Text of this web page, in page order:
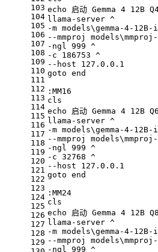
103
104
105
106
107
108
109
110
111
112
113
114
115
116
117
118
119
120
121
122
123
124
125
126
127
128
129
echo 启动 Gemma 4 12B
llama-server ^
-m models\gemma-4-
--mmproj
-ngl 999 ^
-c 186753 ^
--host 127.0.0.1
goto end
:MM16
cls
echo 启动 Gemma 4 12B
llama-server ^
-m models\gemma-4-
--mmproj
-ngl 999 ^
-c 32768 ^
--host 127.0.0.1
goto end
:MM24
cls
echo 启动 Gemma 4 12B
llama-server ^
-m models\gemma-4-
--mmproj
-ngl 999 ^